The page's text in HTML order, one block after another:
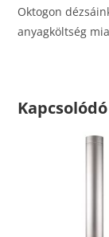
Oktogon
anyagköltség